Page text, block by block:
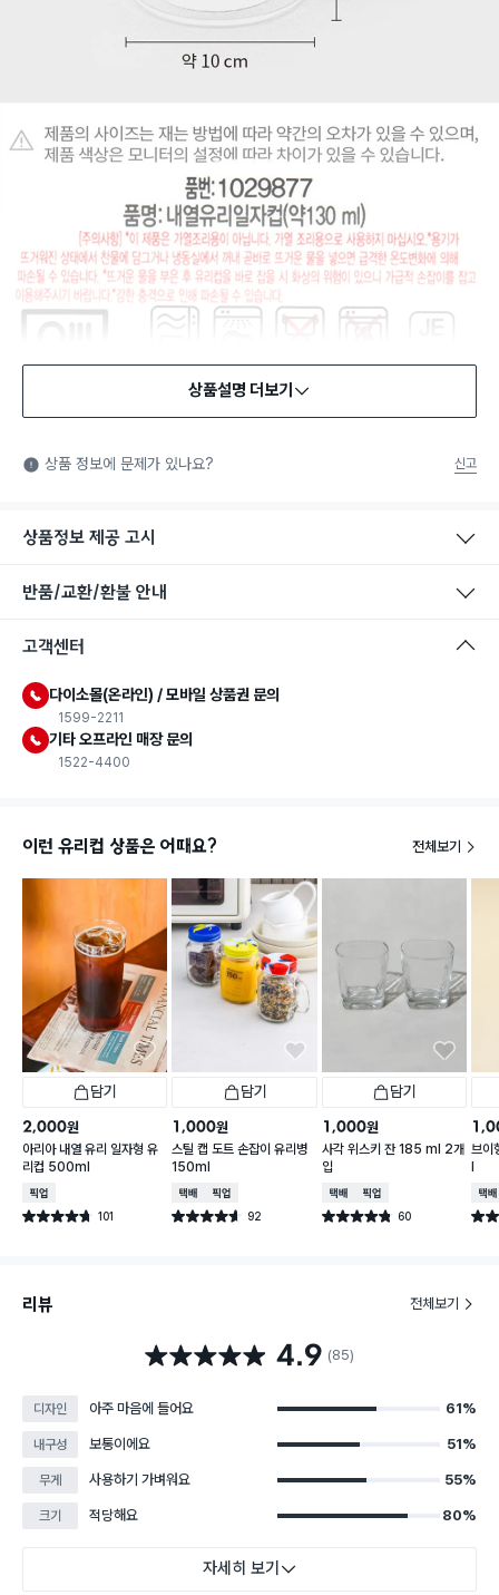
식품용 기구: 식품위생법에서 정한 규격에 따라 제조되어 식품 또
는 식품첨가물에 사용할 수 있는 식품용기구라는 표시입니다.
상품설명 더보기
상품 정보에 문제가 있나요? 신고
상품정보 제공 고시
반품/교환/환불 안내
고객센터
다이소몰(온라인) / 모바일 상품권 문의
1599-2211
기타 오프라인 매장 문의
1522-4400
이런 유리컵 상품은 어때요? 전체보기
담기
2,000원
아리아 내열 유리 일자형 유
리컵 500ml
매장픽업
별점 4.7점 101
건 작성
담기
1,000원
스틸 캡 도트 손잡이 유리병
150ml
택배배송매장픽업
별점 4.6점 92
건 작성
담기
1,000원
사각 위스키 잔 185 ml 2개
입
택배배송매장픽업
별점 4.8점 60
건 작성
브
l
택배
별점
리뷰 전체보기
별점 4.9점 4.9 (85)
디자인 아주 마음에 들어요 61%
내구성 보통이에요 51%
무게 사용하기 가벼워요 55%
크기 적당해요 80%
자세히 보기